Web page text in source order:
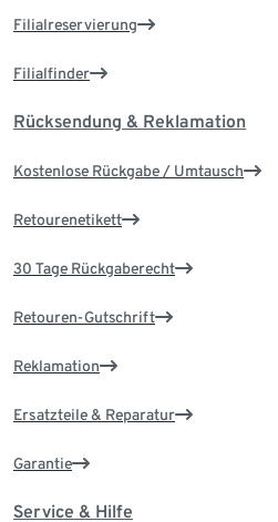
Filialreservierung
Filialfinder
Rücksendung & Reklamation
Kostenlose Rückgabe / Umtausch
Retourenetikett
30 Tage Rückgaberecht
Retouren-Gutschrift
Reklamation
Ersatzteile & Reparatur
Garantie
Service & Hilfe